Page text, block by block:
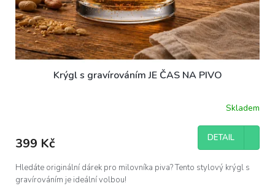
Krýgl s gravírováním JE ČAS NA PIVO
Skladem
399 Kč DETAIL
Hledáte originální dárek pro milovníka piva? Tento stylový krýgl s
gravírováním je ideální volbou!